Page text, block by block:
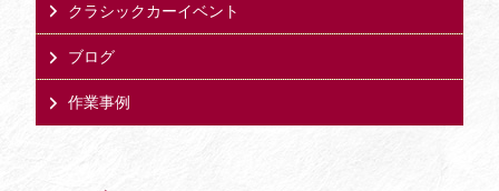
クラシックカーイベント
ブログ
作業事例